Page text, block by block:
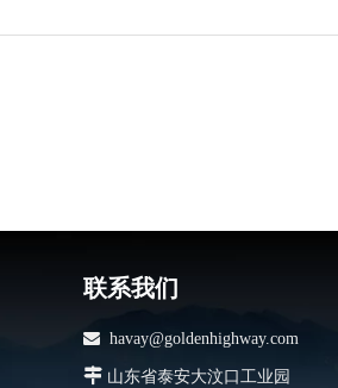
联系我们
 havay@goldenhighway.com
 山东省泰安大汶口工业园